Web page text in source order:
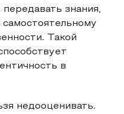
знания,
Такой
в
недооценивать.